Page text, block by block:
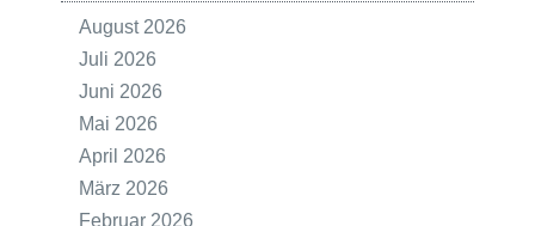
August 2026
Juli 2026
Juni 2026
Mai 2026
April 2026
März 2026
Februar 2026